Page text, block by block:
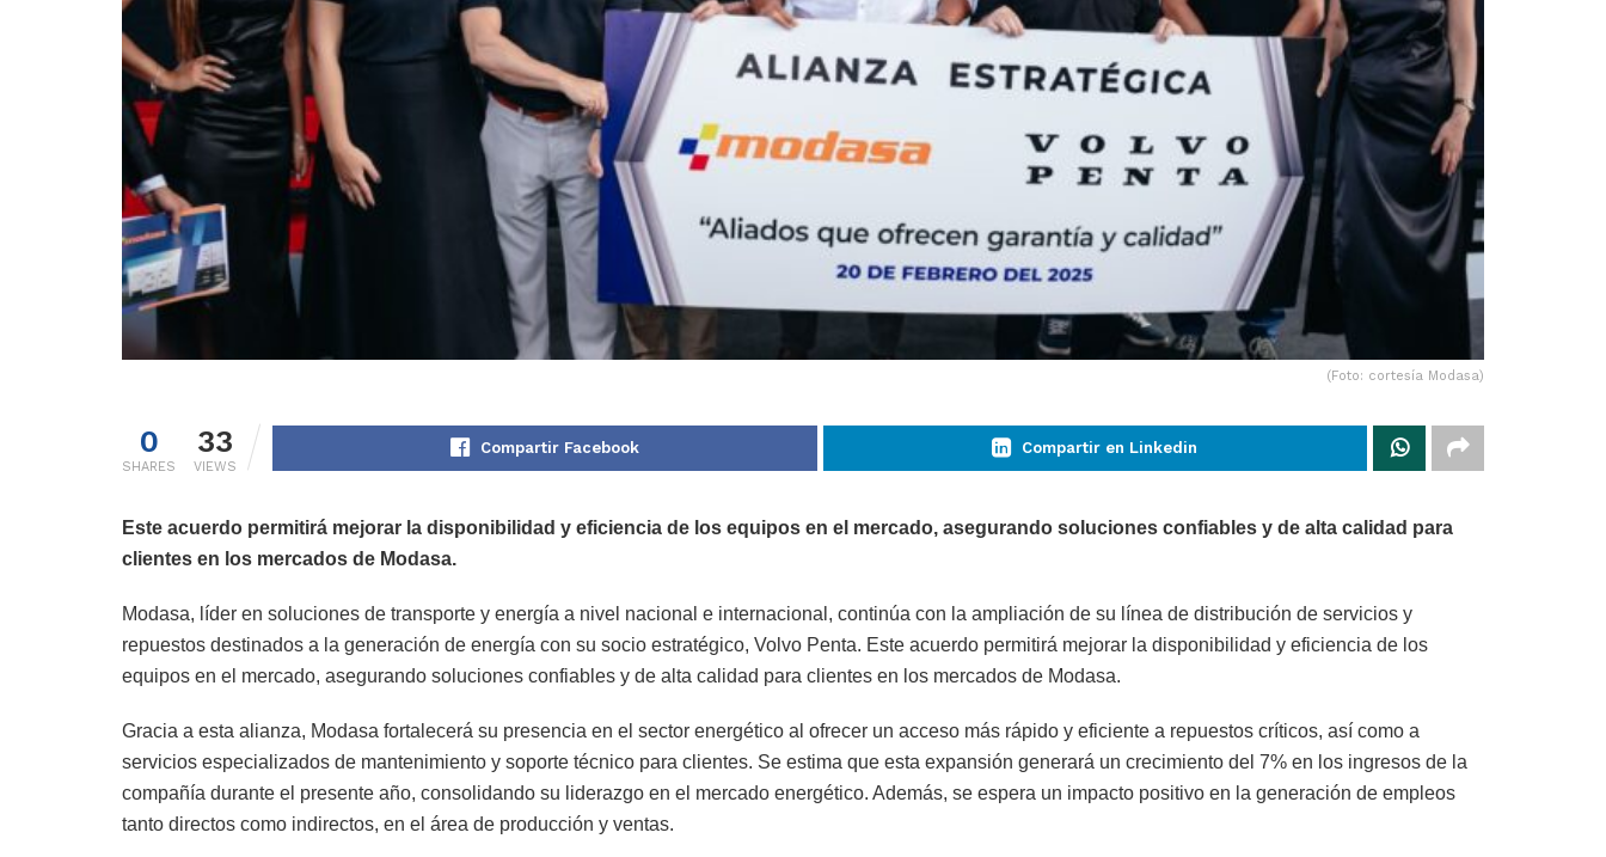
(Foto: cortesía Modasa)
0
SHARES
33
VIEWS
Compartir Facebook Compartir en Linkedin
Este acuerdo permitirá mejorar la disponibilidad y eficiencia de los equipos en el mercado, asegurando soluciones confiables y de alta calidad para
clientes en los mercados de Modasa.
Modasa, líder en soluciones de transporte y energía a nivel nacional e internacional, continúa con la ampliación de su línea de distribución de servicios y
repuestos destinados a la generación de energía con su socio estratégico, Volvo Penta. Este acuerdo permitirá mejorar la disponibilidad y eficiencia de los
equipos en el mercado, asegurando soluciones confiables y de alta calidad para clientes en los mercados de Modasa.
Gracia a esta alianza, Modasa fortalecerá su presencia en el sector energético al ofrecer un acceso más rápido y eficiente a repuestos críticos, así como a
servicios especializados de mantenimiento y soporte técnico para clientes. Se estima que esta expansión generará un crecimiento del 7% en los ingresos de la
compañía durante el presente año, consolidando su liderazgo en el mercado energético. Además, se espera un impacto positivo en la generación de empleos
tanto directos como indirectos, en el área de producción y ventas.